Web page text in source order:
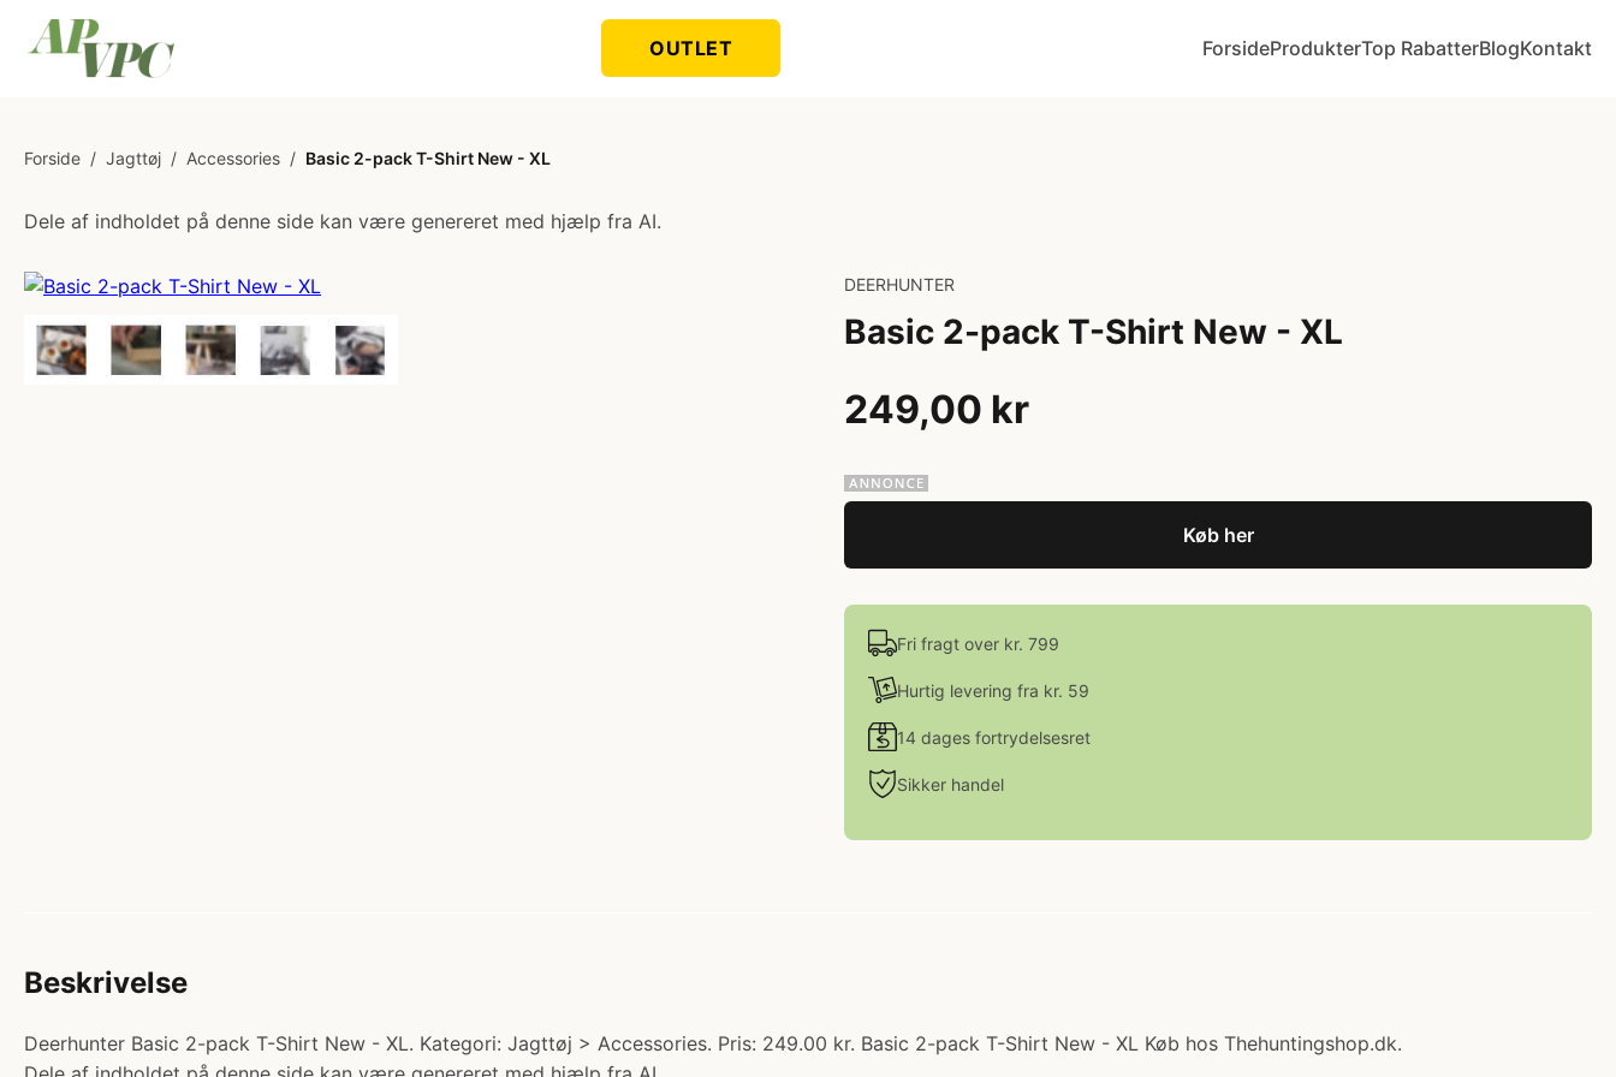
OUTLET ForsideProdukterTop RabatterBlogKontakt
Forside / Jagttøj / Accessories / Basic 2-pack T-Shirt New - XL
Dele af indholdet på denne side kan være genereret med hjælp fra AI.
DEERHUNTER
Basic 2-pack T-Shirt New - XL
249,00 kr
Køb her
Fri fragt over kr. 799
Hurtig levering fra kr. 59
14 dages fortrydelsesret
Sikker handel
Beskrivelse
Deerhunter Basic 2-pack T-Shirt New - XL. Kategori: Jagttøj > Accessories. Pris: 249.00 kr. Basic 2-pack T-Shirt New - XL Køb hos Thehuntingshop.dk.